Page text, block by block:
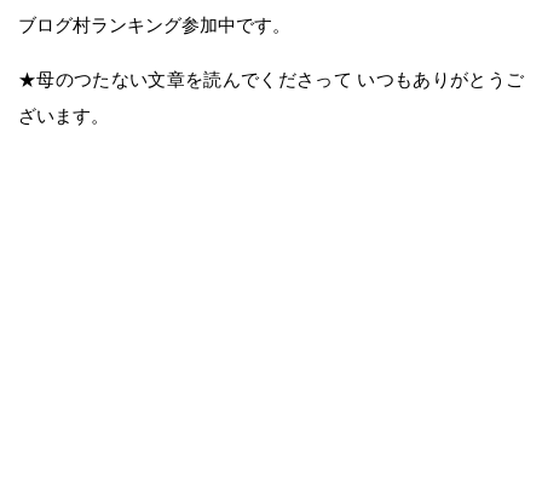
ブログ村ランキング参加中です。
★母のつたない文章を読んでくださって いつもありがとうご
ざいます。